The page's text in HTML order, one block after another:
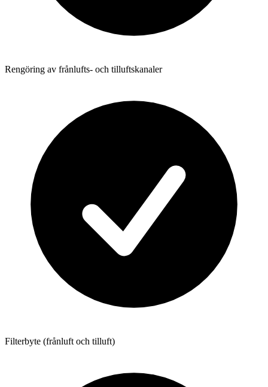
Rengöring av frånlufts- och tilluftskanaler
Filterbyte (frånluft och tilluft)